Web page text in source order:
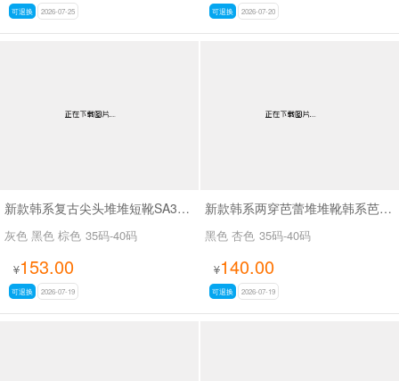
可退换 2026-07-25 可退换 2026-07-20
新款韩系复古尖头堆堆短靴SA3050-2
灰色 黑色 棕色 35码-40码
¥153.00
可退换 2026-07-19
新款韩系两穿芭蕾堆堆靴韩系芭蕾两穿靴SA3030
黑色 杏色 35码-40码
¥140.00
可退换 2026-07-19